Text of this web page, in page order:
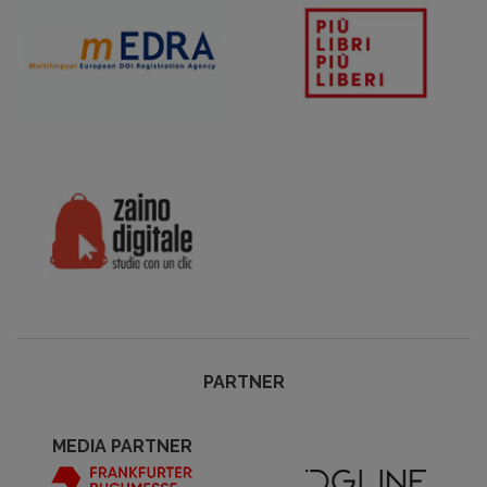
PARTNER
MEDIA PARTNER